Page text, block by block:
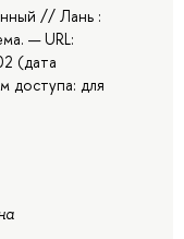
// Лань :
— URL:
(дата
доступа: для